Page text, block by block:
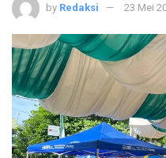
by Redaksi 23 Mei